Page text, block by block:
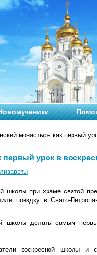
монастырь как первый
первый урок в
школы при храме святой
поездку в Свято-
школы делать самым
воскресной школы и